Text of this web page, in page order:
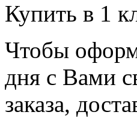
Купить в 1
Чтобы
дня с Вами
заказа,